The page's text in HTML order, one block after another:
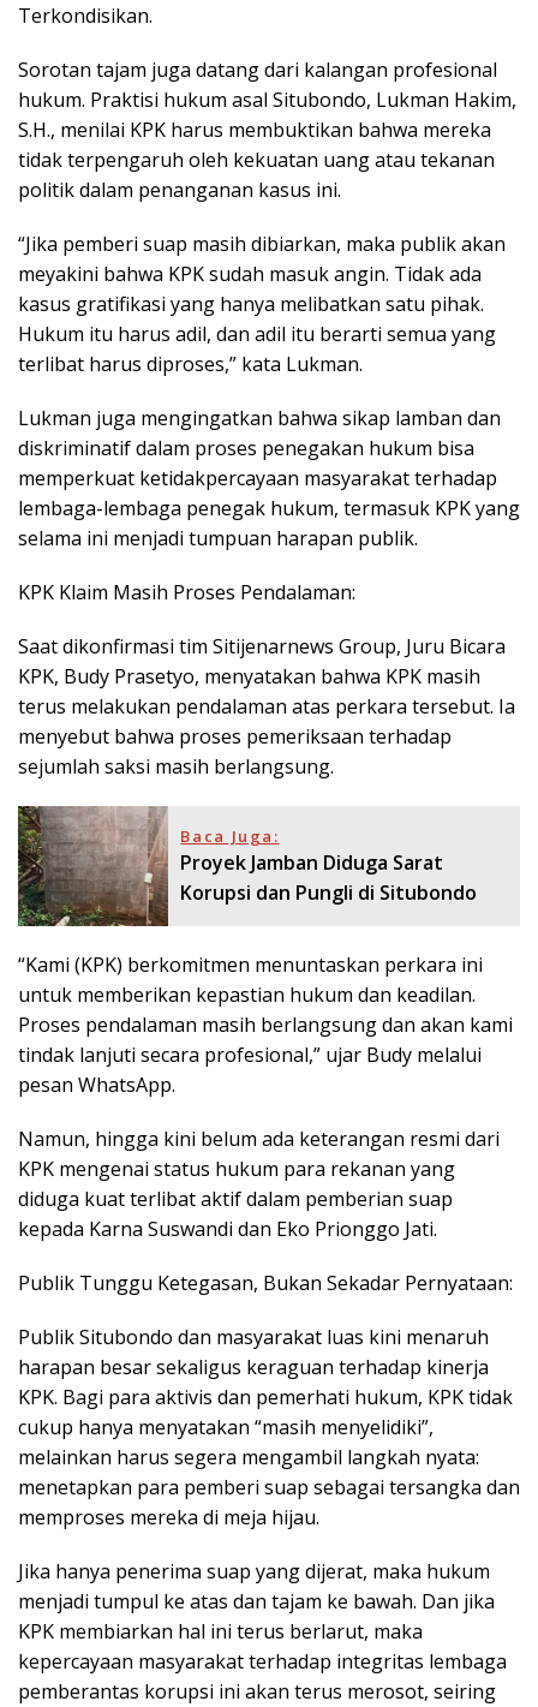
Terkondisikan.
Sorotan tajam juga datang dari kalangan profesional
hukum. Praktisi hukum asal Situbondo, Lukman Hakim,
S.H., menilai KPK harus membuktikan bahwa mereka
tidak terpengaruh oleh kekuatan uang atau tekanan
politik dalam penanganan kasus ini.
“Jika pemberi suap masih dibiarkan, maka publik akan
meyakini bahwa KPK sudah masuk angin. Tidak ada
kasus gratifikasi yang hanya melibatkan satu pihak.
Hukum itu harus adil, dan adil itu berarti semua yang
terlibat harus diproses,” kata Lukman.
Lukman juga mengingatkan bahwa sikap lamban dan
diskriminatif dalam proses penegakan hukum bisa
memperkuat ketidakpercayaan masyarakat terhadap
lembaga-lembaga penegak hukum, termasuk KPK yang
selama ini menjadi tumpuan harapan publik.
KPK Klaim Masih Proses Pendalaman:
Saat dikonfirmasi tim Sitijenarnews Group, Juru Bicara
KPK, Budy Prasetyo, menyatakan bahwa KPK masih
terus melakukan pendalaman atas perkara tersebut. Ia
menyebut bahwa proses pemeriksaan terhadap
sejumlah saksi masih berlangsung.
Baca Juga:
Proyek Jamban Diduga Sarat
Korupsi dan Pungli di Situbondo
“Kami (KPK) berkomitmen menuntaskan perkara ini
untuk memberikan kepastian hukum dan keadilan.
Proses pendalaman masih berlangsung dan akan kami
tindak lanjuti secara profesional,” ujar Budy melalui
pesan WhatsApp.
Namun, hingga kini belum ada keterangan resmi dari
KPK mengenai status hukum para rekanan yang
diduga kuat terlibat aktif dalam pemberian suap
kepada Karna Suswandi dan Eko Prionggo Jati.
Publik Tunggu Ketegasan, Bukan Sekadar Pernyataan:
Publik Situbondo dan masyarakat luas kini menaruh
harapan besar sekaligus keraguan terhadap kinerja
KPK. Bagi para aktivis dan pemerhati hukum, KPK tidak
cukup hanya menyatakan “masih menyelidiki”,
melainkan harus segera mengambil langkah nyata:
menetapkan para pemberi suap sebagai tersangka dan
memproses mereka di meja hijau.
Jika hanya penerima suap yang dijerat, maka hukum
menjadi tumpul ke atas dan tajam ke bawah. Dan jika
KPK membiarkan hal ini terus berlarut, maka
kepercayaan masyarakat terhadap integritas lembaga
pemberantas korupsi ini akan terus merosot, seiring